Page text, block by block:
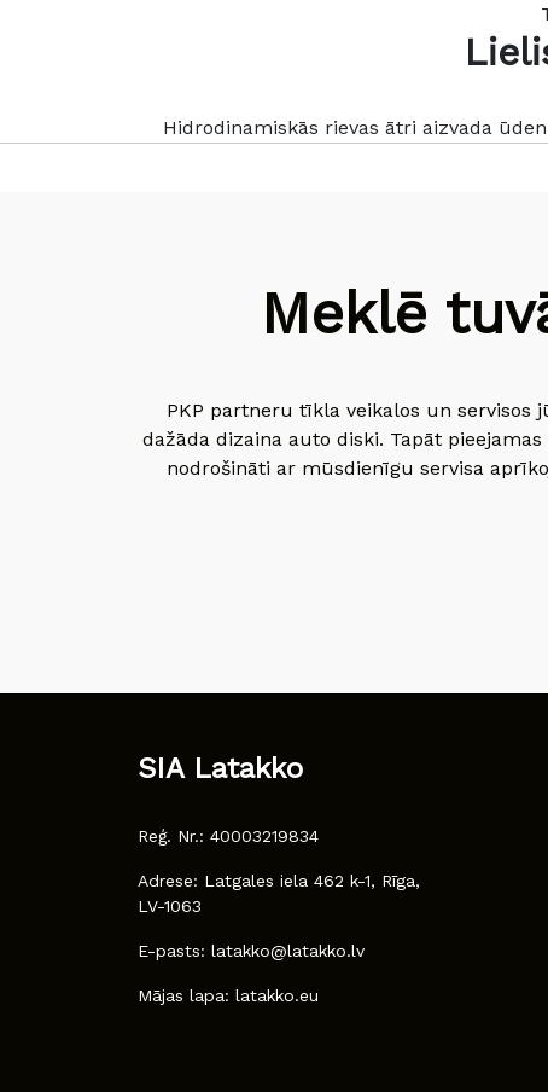
Hidrodinamiskās rievas ātri aizvada
Meklē
PKP partneru tīkla veikalos un servisos
dažāda dizaina auto diski. Tapāt
nodrošināti ar mūsdienīgu servisa
SIA Latakko
Reģ. Nr.: 40003219834
Adrese: Latgales iela 462 k-1, Rīga,
LV-1063
E-pasts: latakko@latakko.lv
Mājas lapa: latakko.eu